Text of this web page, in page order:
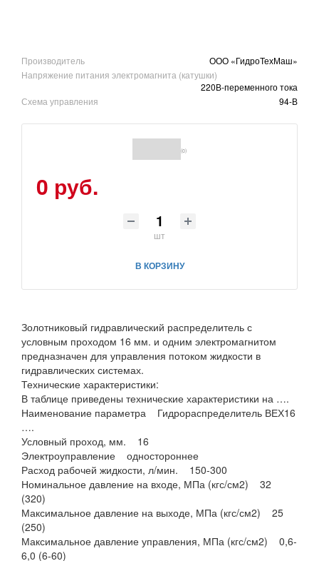
Производитель
ООО «ГидроТехМаш»
Напряжение питания электромагнита (катушки)
220В-переменного тока
Схема управления
94-В
(0)
0 руб.
шт
В КОРЗИНУ
Золотниковый гидравлический распределитель с
условным проходом 16 мм. и одним электромагнитом
предназначен для управления потоком жидкости в
гидравлических системах.
Технические характеристики:
В таблице приведены технические характеристики на ….
Наименование параметра Гидрораспределитель ВЕХ16
….
Условный проход, мм. 16
Электроуправление одностороннее
Расход рабочей жидкости, л/мин. 150-300
Номинальное давление на входе, МПа (кгс/см2) 32
(320)
Максимальное давление на выходе, МПа (кгс/см2) 25
(250)
Максимальное давление управления, МПа (кгс/см2) 0,6-
6,0 (6-60)